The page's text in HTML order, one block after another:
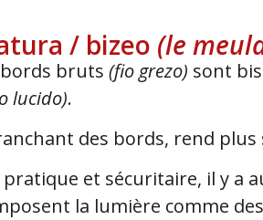
/ bizeo (le
bords bruts (fio grezo) sont
lucido).
des bords, rend
pratique et sécuritaire, il y
la lumière comme